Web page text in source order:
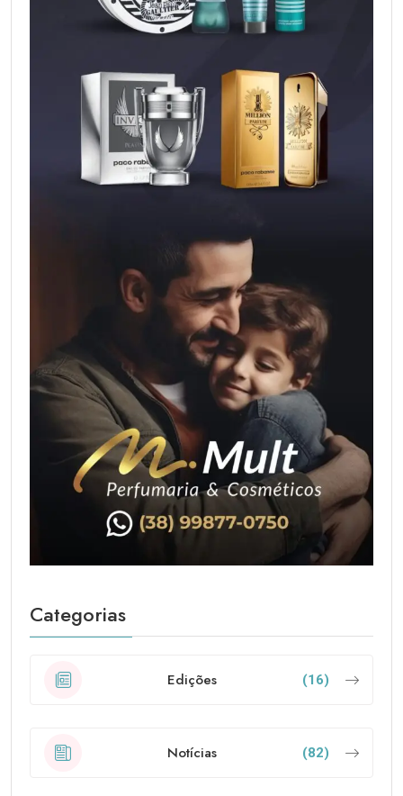
Categorias
Edições (16)
Notícias (82)